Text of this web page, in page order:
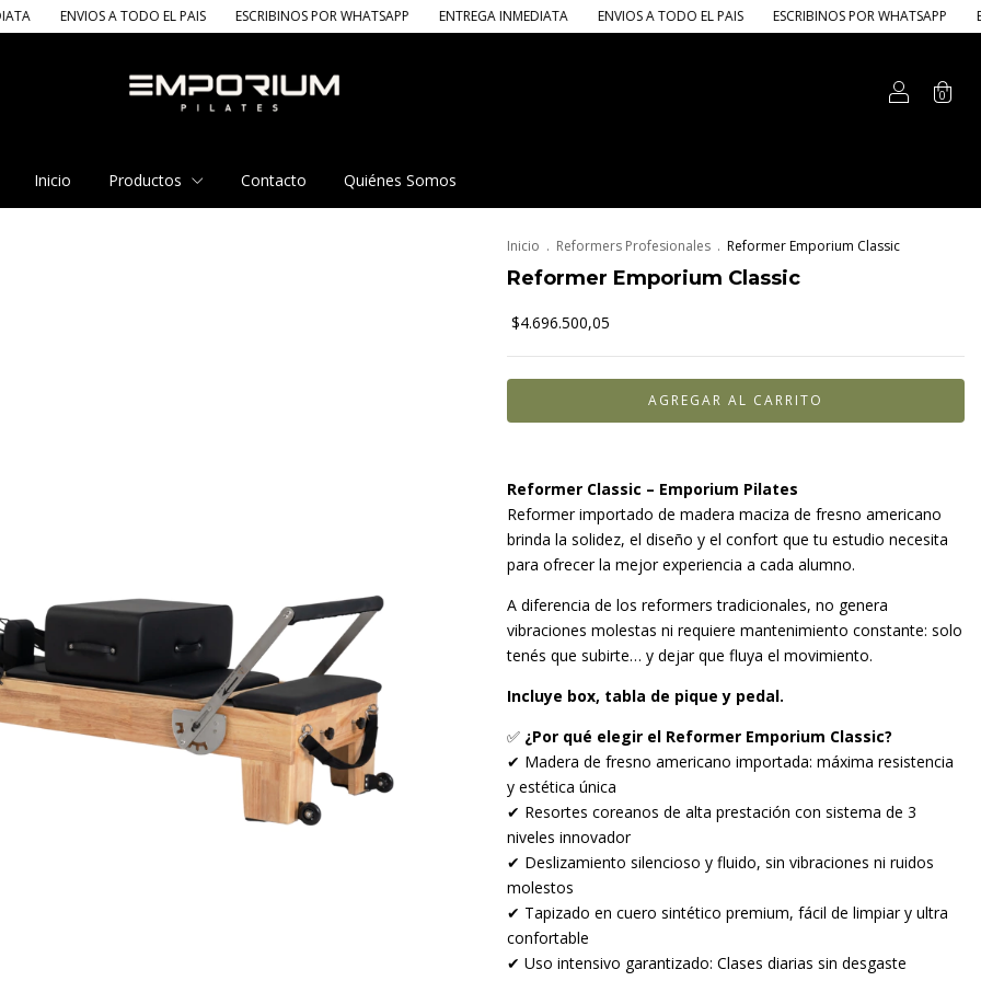
TODO EL PAIS ESCRIBINOS POR WHATSAPP ENTREGA INMEDIATA ENVIOS A TODO EL PAIS ESCRIBINOS POR WHATSAPP ENTREGA
0
Inicio Productos Contacto Quiénes Somos
Inicio . Reformers Profesionales . Reformer Emporium Classic
Reformer Emporium Classic
$4.696.500,05
Reformer Classic – Emporium Pilates
Reformer importado de madera maciza de fresno americano
brinda la solidez, el diseño y el confort que tu estudio necesita
para ofrecer la mejor experiencia a cada alumno.
A diferencia de los reformers tradicionales, no genera
vibraciones molestas ni requiere mantenimiento constante: solo
tenés que subirte… y dejar que fluya el movimiento.
Incluye box, tabla de pique y pedal.
✅ ¿Por qué elegir el Reformer Emporium Classic?
✔ Madera de fresno americano importada: máxima resistencia
y estética única
✔ Resortes coreanos de alta prestación con sistema de 3
niveles innovador
✔ Deslizamiento silencioso y fluido, sin vibraciones ni ruidos
molestos
✔ Tapizado en cuero sintético premium, fácil de limpiar y ultra
confortable
✔ Uso intensivo garantizado: Clases diarias sin desgaste